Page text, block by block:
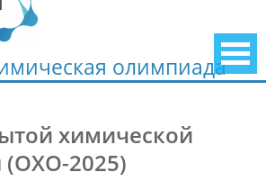
олимпиада
химической
2025)